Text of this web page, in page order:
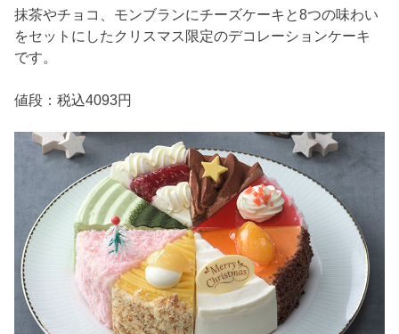
抹茶やチョコ、モンブランにチーズケーキと8つの味わい
をセットにしたクリスマス限定のデコレーションケーキ
です。
値段：税込4093円